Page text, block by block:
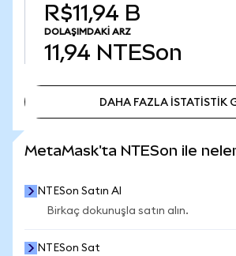
R$11,94 B
DOLAŞIMDAKI ARZ
11,94 NTESon
DAHA FAZLA İSTATİSTİK
MetaMask'ta NTESon ile neler
NTESon Satın Al
Birkaç dokunuşla satın alın.
NTESon Sat